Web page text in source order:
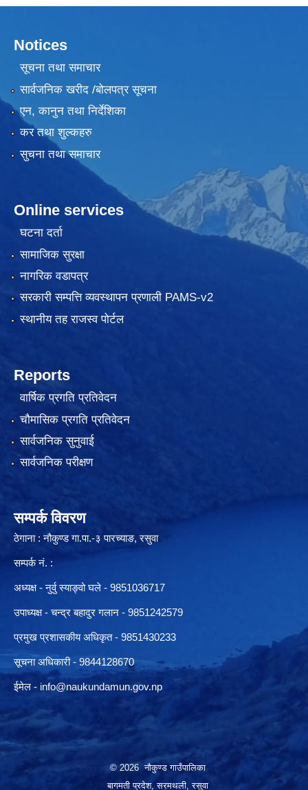
Notices
सूचना तथा समाचार
सार्वजनिक खरीद /बोलपत्र सूचना
एन, कानुन तथा निर्देशिका
कर तथा शुल्कहरु
सुचना तथा समाचार
Online services
घटना दर्ता
सामाजिक सुरक्षा
नागरिक वडापत्र
सरकारी सम्पत्ति व्यवस्थापन प्रणाली PAMS-v2
स्थानीय तह राजस्व पोर्टल
Reports
वार्षिक प्रगति प्रतिवेदन
चौमासिक प्रगति प्रतिवेदन
सार्वजनिक सुनुवाई
सार्वजनिक परीक्षण
सम्पर्क विवरण
ठेगाना : नौकुण्ड गा.पा.-३ पारच्याङ, रसुवा
सम्पर्क नं. :
अध्यक्ष - नुर्वु स्याङ्वो घले - 9851036717
उपाध्यक्ष - चन्द्र बहादुर गलान - 9851242579
प्रमुख प्रशासकीय अधिकृत - 9851430233
सूचना अधिकारी - 9844128670
ईमेल - info@naukundamun.gov.np
© 2026 नौकुण्ड गाउँपालिका
बागमती प्रदेश, सरमथली, रसुवा